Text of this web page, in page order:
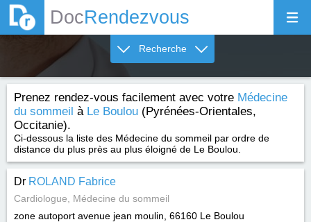
DocRendezvous
Recherche
Prenez rendez-vous facilement avec votre Médecine
du sommeil à Le Boulou (Pyrénées-Orientales,
Occitanie).
Ci-dessous la liste des Médecine du sommeil par ordre de
distance du plus près au plus éloigné de Le Boulou.
Dr ROLAND Fabrice
Cardiologue, Médecine du sommeil
zone autoport avenue jean moulin, 66160 Le Boulou